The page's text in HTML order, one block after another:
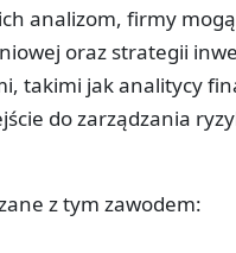
analizom, firmy
oraz strategii
takimi jak analitycy
do zarządzania
z tym zawodem: